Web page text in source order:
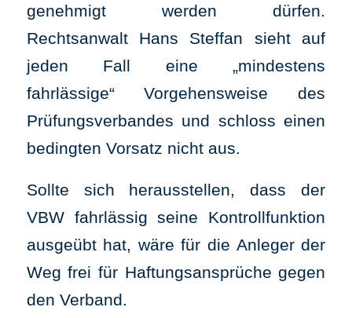
genehmigt werden dürfen.
Rechtsanwalt Hans Steffan sieht auf
jeden Fall eine „mindestens
fahrlässige“ Vorgehensweise des
Prüfungsverbandes und schloss einen
bedingten Vorsatz nicht aus.
Sollte sich herausstellen, dass der
VBW fahrlässig seine Kontrollfunktion
ausgeübt hat, wäre für die Anleger der
Weg frei für Haftungsansprüche gegen
den Verband.